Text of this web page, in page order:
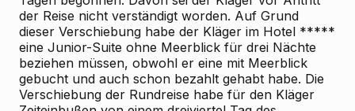
der Reise nicht verständigt worden. Auf Grund
dieser Verschiebung habe der Kläger im Hotel *****
eine Junior-Suite ohne Meerblick für drei Nächte
beziehen müssen, obwohl er eine mit Meerblick
gebucht und auch schon bezahlt gehabt habe. Die
Verschiebung der Rundreise habe für den Kläger